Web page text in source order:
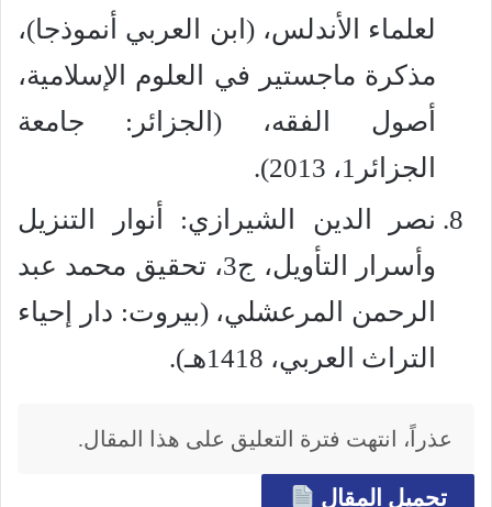
لعلماء الأندلس، (ابن العربي أنموذجا)،
مذكرة ماجستير في العلوم الإسلامية،
أصول الفقه، (الجزائر: جامعة
الجزائر1، 2013).
نصر الدين الشيرازي: أنوار التنزيل
وأسرار التأويل، ج3، تحقيق محمد عبد
الرحمن المرعشلي، (بيروت: دار إحياء
التراث العربي، 1418هـ).
عذراً، انتهت فترة التعليق على هذا المقال.
تحميل المقال